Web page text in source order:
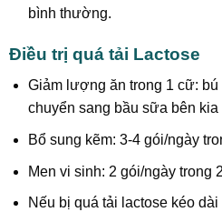
bình thường.
Điều trị quá tải Lactose
Giảm lượng ăn trong 1 cữ:
chuyển sang bầu sữa bên kia
Bổ sung kẽm: 3-4 gói/ngày
Men vi sinh: 2 gói/ngày trong
Nếu bị quá tải lactose kéo